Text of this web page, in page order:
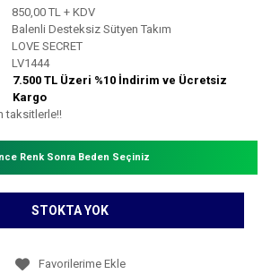
850,00 TL + KDV
Balenli Desteksiz Sütyen Takım
LOVE SECRET
LV1444
7.500 TL Üzeri %10 İndirim ve Ücretsiz
Kargo
taksitlerle!!
Renk Sonra Beden Seçiniz
STOKTA YOK